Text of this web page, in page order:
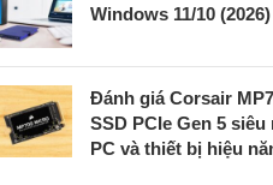
Windows 11/10 (2026)
Đánh giá Corsair
SSD PCIe Gen 5
PC và thiết bị hiệu